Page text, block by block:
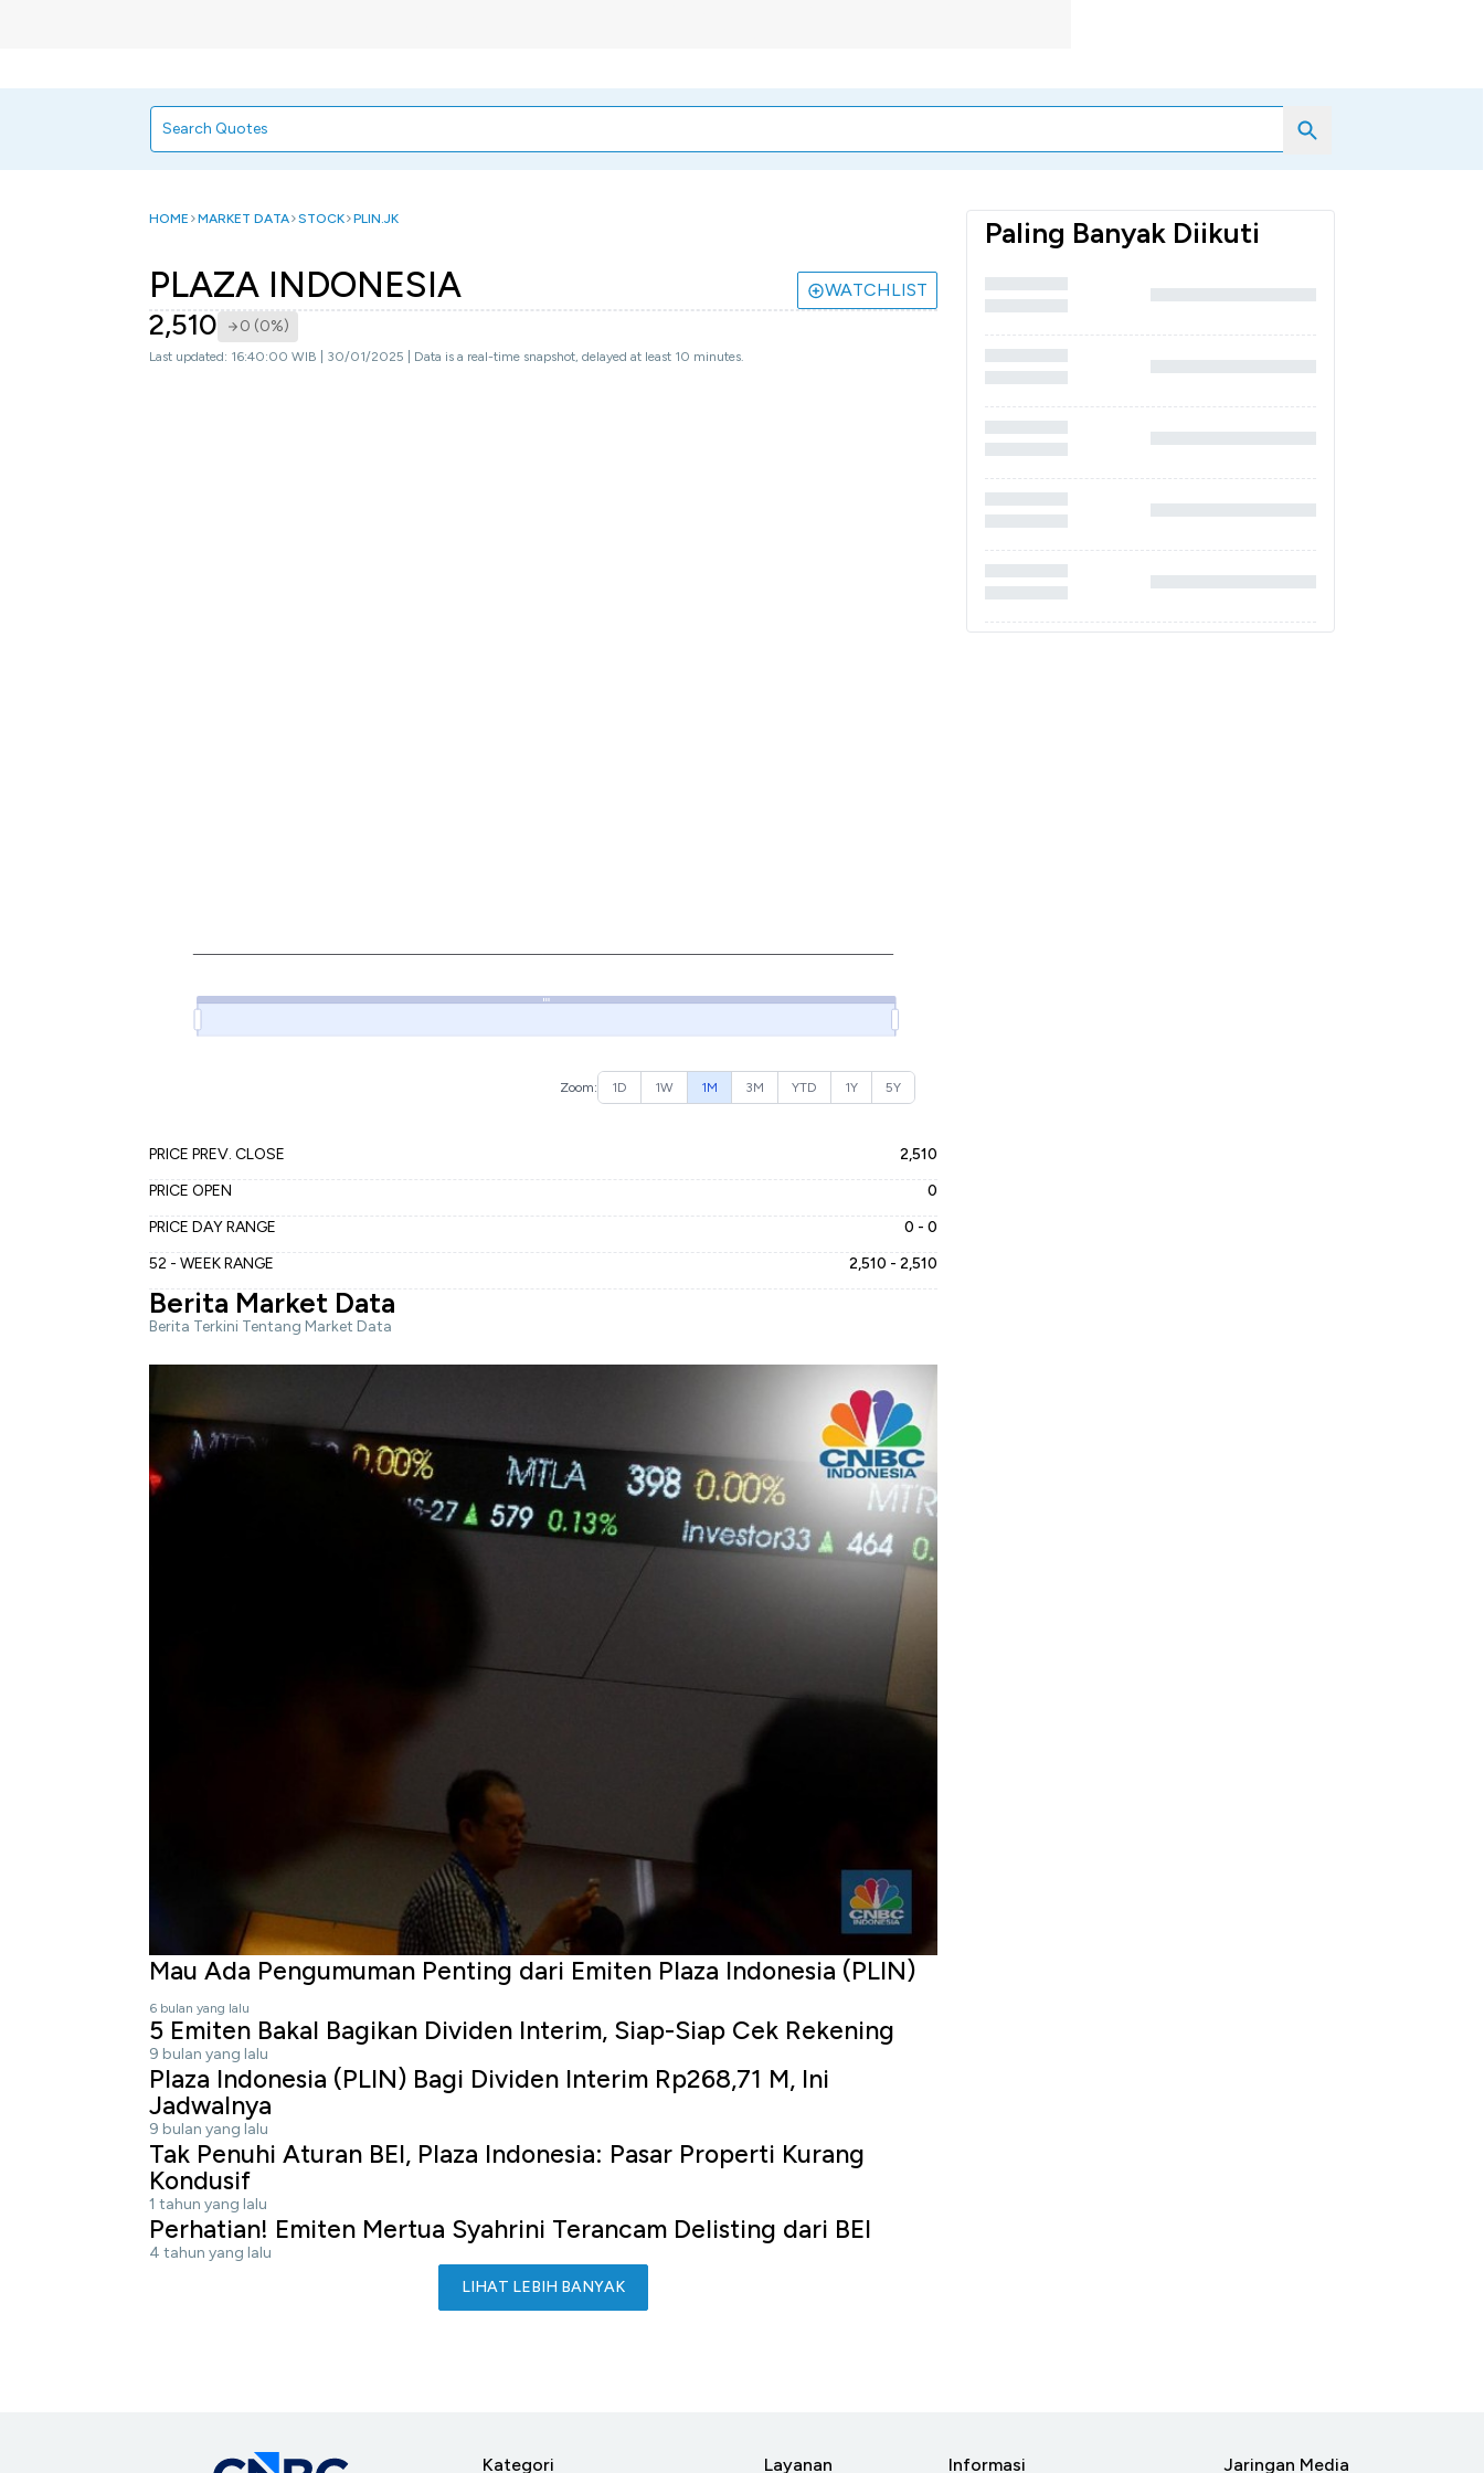
HOME MARKET DATA STOCK PLIN.JK
PLAZA INDONESIA WATCHLIST
2,510 0 (0%)
Last updated: 16:40:00 WIB | 30/01/2025 | Data is a real-time snapshot, delayed at least 10 minutes.
Zoom: 1D 1W 1M 3M YTD 1Y 5Y
PRICE PREV. CLOSE
2,510
PRICE OPEN
0
PRICE DAY RANGE
0 - 0
52 - WEEK RANGE
2,510 - 2,510
Berita Market Data
Berita Terkini Tentang Market Data
Mau Ada Pengumuman Penting dari Emiten Plaza Indonesia (PLIN)
6 bulan yang lalu
5 Emiten Bakal Bagikan Dividen Interim, Siap-Siap Cek Rekening
9 bulan yang lalu
Plaza Indonesia (PLIN) Bagi Dividen Interim Rp268,71 M, Ini
Jadwalnya
9 bulan yang lalu
Tak Penuhi Aturan BEI, Plaza Indonesia: Pasar Properti Kurang
Kondusif
1 tahun yang lalu
Perhatian! Emiten Mertua Syahrini Terancam Delisting dari BEI
4 tahun yang lalu
LIHAT LEBIH BANYAK
Paling Banyak Diikuti
Kategori Layanan Informasi Jaringan Media